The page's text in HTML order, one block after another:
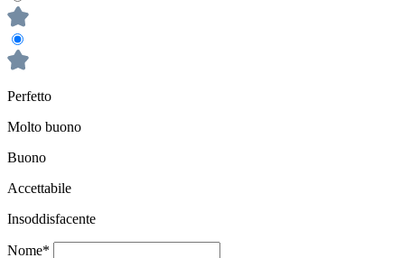
Perfetto
Molto buono
Buono
Accettabile
Insoddisfacente
Nome*